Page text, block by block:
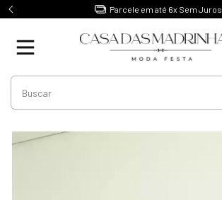
Parcele em até 6x Sem Juros